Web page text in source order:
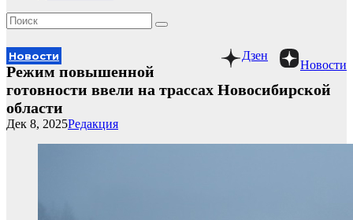
Новости
Дзен
Новости
Режим повышенной
готовности ввели на трассах Новосибирской
области
Редакция
Дек 8, 2025